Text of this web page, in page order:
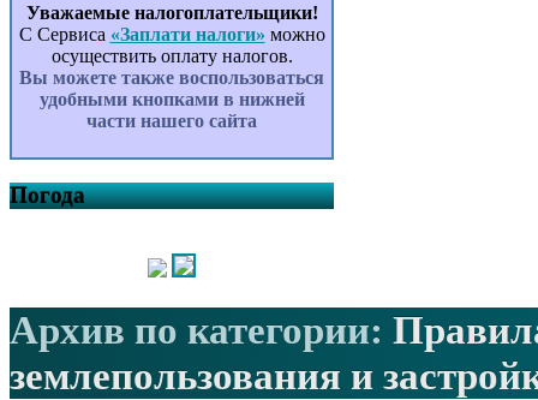
Уважаемые налогоплательщики!
С Сервиса «Заплати налоги» можно
осуществить оплату налогов.
Вы можете также воспользоваться
удобными кнопками в нижней
части нашего сайта
Погода
Архив по категории:
землепользования и